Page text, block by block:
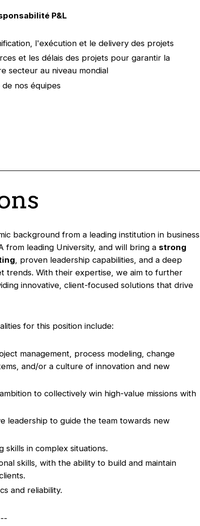
P&L
l'exécution et le delivery des projets
et les délais des projets pour garantir la
secteur au niveau mondial
nos équipes
background from a leading institution in business
from leading University, and will bring a strong
, proven leadership capabilities, and a deep
trends. With their expertise, we aim to further
innovative, client-focused solutions that drive
for this position include:
management, process modeling, change
and/or a culture of innovation and new
to collectively win high-value missions with
leadership to guide the team towards new
skills in complex situations.
skills, with the ability to build and maintain
and reliability.